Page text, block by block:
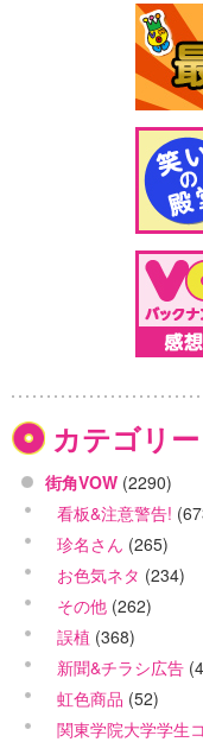
カテゴリー
街角VOW (2290)
看板&注意警告!
珍名さん (265)
お色気ネタ (234)
その他 (262)
誤植 (368)
新聞&チラシ広告
虹色商品 (52)
関東学院大学学生